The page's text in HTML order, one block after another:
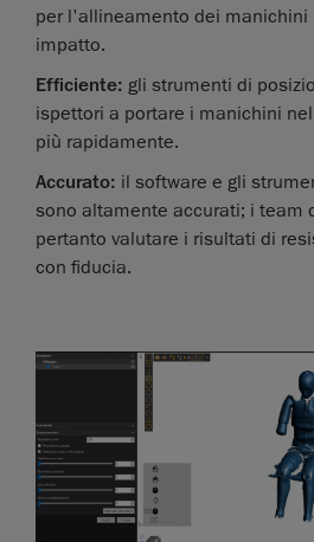
per l'allineamento dei manichini
impatto.
Efficiente: gli strumenti di
ispettori a portare i manichini
più rapidamente.
Accurato: il software e gli
sono altamente accurati; i team
pertanto valutare i risultati di
con fiducia.